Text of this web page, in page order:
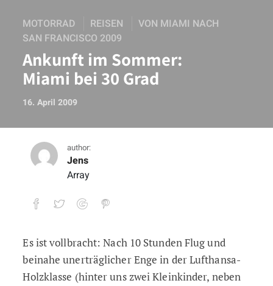
MOTORRAD REISEN
VON MIAMI NACH
SAN FRANCISCO 2009
Ankunft im Sommer:
Miami bei 30 Grad
16. April 2009
author:
Jens
Array
Ankunft im Sommer: Miami bei 30 Grad
Es ist vollbracht: Nach 10 Stunden Flug und
beinahe unerträglicher Enge in der Lufthansa-
Holzklasse (hinter uns zwei Kleinkinder, neben